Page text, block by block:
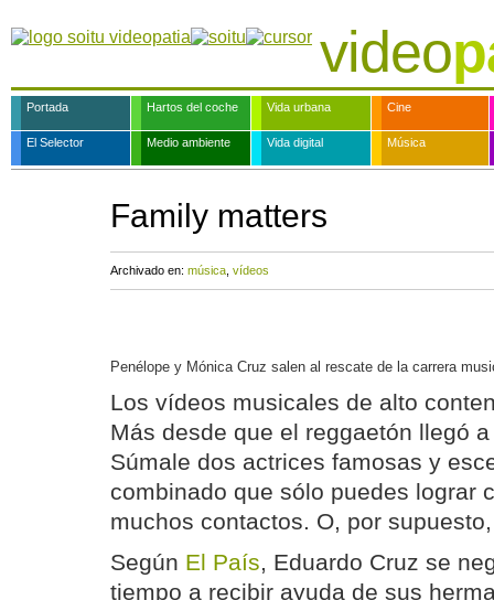
video
Portada Hartos del coche Vida urbana Cine
El Selector Medio ambiente Vida digital Música
Family matters
Archivado en: música vídeos
Penélope y Mónica Cruz salen al rescate de la carrera
Los vídeos musicales de alto
Más desde que el reggaetón llegó
Súmale dos actrices famosas y
combinado que sólo puedes lograr
muchos contactos. O, por
Según El País, Eduardo Cruz se
tiempo a recibir ayuda de sus